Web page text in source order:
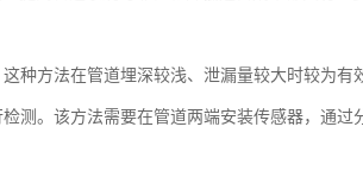
种方法在管道埋深较浅、泄漏量较大时较为有
测。该方法需要在管道两端安装传感器，通过